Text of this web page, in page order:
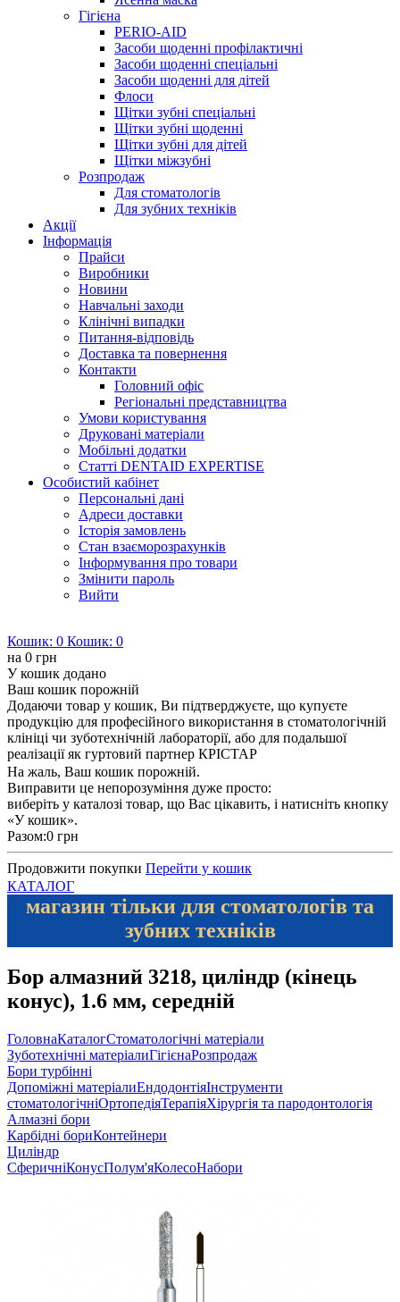
Гігієна
PERIO-AID
Засоби щоденні профілактичні
Засоби щоденні спеціальні
Засоби щоденні для дітей
Флоси
Щітки зубні спеціальні
Щітки зубні щоденні
Щітки зубні для дітей
Щітки міжзубні
Розпродаж
Для стоматологів
Для зубних техніків
Акції
Інформація
Прайси
Виробники
Новини
Навчальні заходи
Клінічні випадки
Питання-відповідь
Доставка та повернення
Контакти
Головний офіс
Регіональні представництва
Умови користування
Друковані матеріали
Мобільні додатки
Статті DENTAID EXPERTISE
Особистий кабінет
Персональні дані
Адреси доставки
Історія замовлень
Стан взаєморозрахунків
Інформування про товари
Змінити пароль
Вийти
Кошик: 0 Кошик: 0
на 0 грн
У кошик додано
Ваш кошик порожній
Додаючи товар у кошик, Ви підтверджуєте, що купуєте
продукцію для професійного використання в стоматологічній
клініці чи зуботехнічній лабораторії, або для подальшої
реалізації як гуртовий партнер КРІСТАР
На жаль, Ваш кошик порожній.
Виправити це непорозуміння дуже просто:
виберіть у каталозі товар, що Вас цікавить, і натисніть кнопку
«У кошик».
Разом:0 грн
Продовжити покупки Перейти у кошик
КАТАЛОГ
магазин тільки для стоматологів та
зубних техніків
Бор алмазний 3218, циліндр (кінець
конус), 1.6 мм, середній
ГоловнаКаталогСтоматологічні матеріали
Зуботехнічні матеріалиГігієнаРозпродаж
Бори турбінні
Допоміжні матеріалиЕндодонтіяІнструменти
стоматологічніОртопедіяТерапіяХірургія та пародонтологія
Алмазні бори
Карбідні бориКонтейнери
Циліндр
СферичніКонусПолум'яКолесоНабори